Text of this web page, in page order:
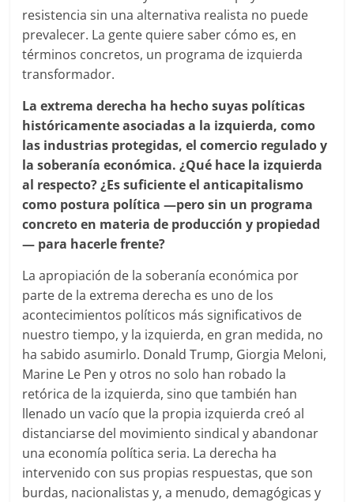
resistencia sin una alternativa realista no puede
prevalecer. La gente quiere saber cómo es, en
términos concretos, un programa de izquierda
transformador.
La extrema derecha ha hecho suyas políticas
históricamente asociadas a la izquierda, como
las industrias protegidas, el comercio regulado y
la soberanía económica. ¿Qué hace la izquierda
al respecto? ¿Es suficiente el anticapitalismo
como postura política —pero sin un programa
concreto en materia de producción y propiedad
— para hacerle frente?
La apropiación de la soberanía económica por
parte de la extrema derecha es uno de los
acontecimientos políticos más significativos de
nuestro tiempo, y la izquierda, en gran medida, no
ha sabido asumirlo. Donald Trump, Giorgia Meloni,
Marine Le Pen y otros no solo han robado la
retórica de la izquierda, sino que también han
llenado un vacío que la propia izquierda creó al
distanciarse del movimiento sindical y abandonar
una economía política seria. La derecha ha
intervenido con sus propias respuestas, que son
burdas, nacionalistas y, a menudo, demagógicas y